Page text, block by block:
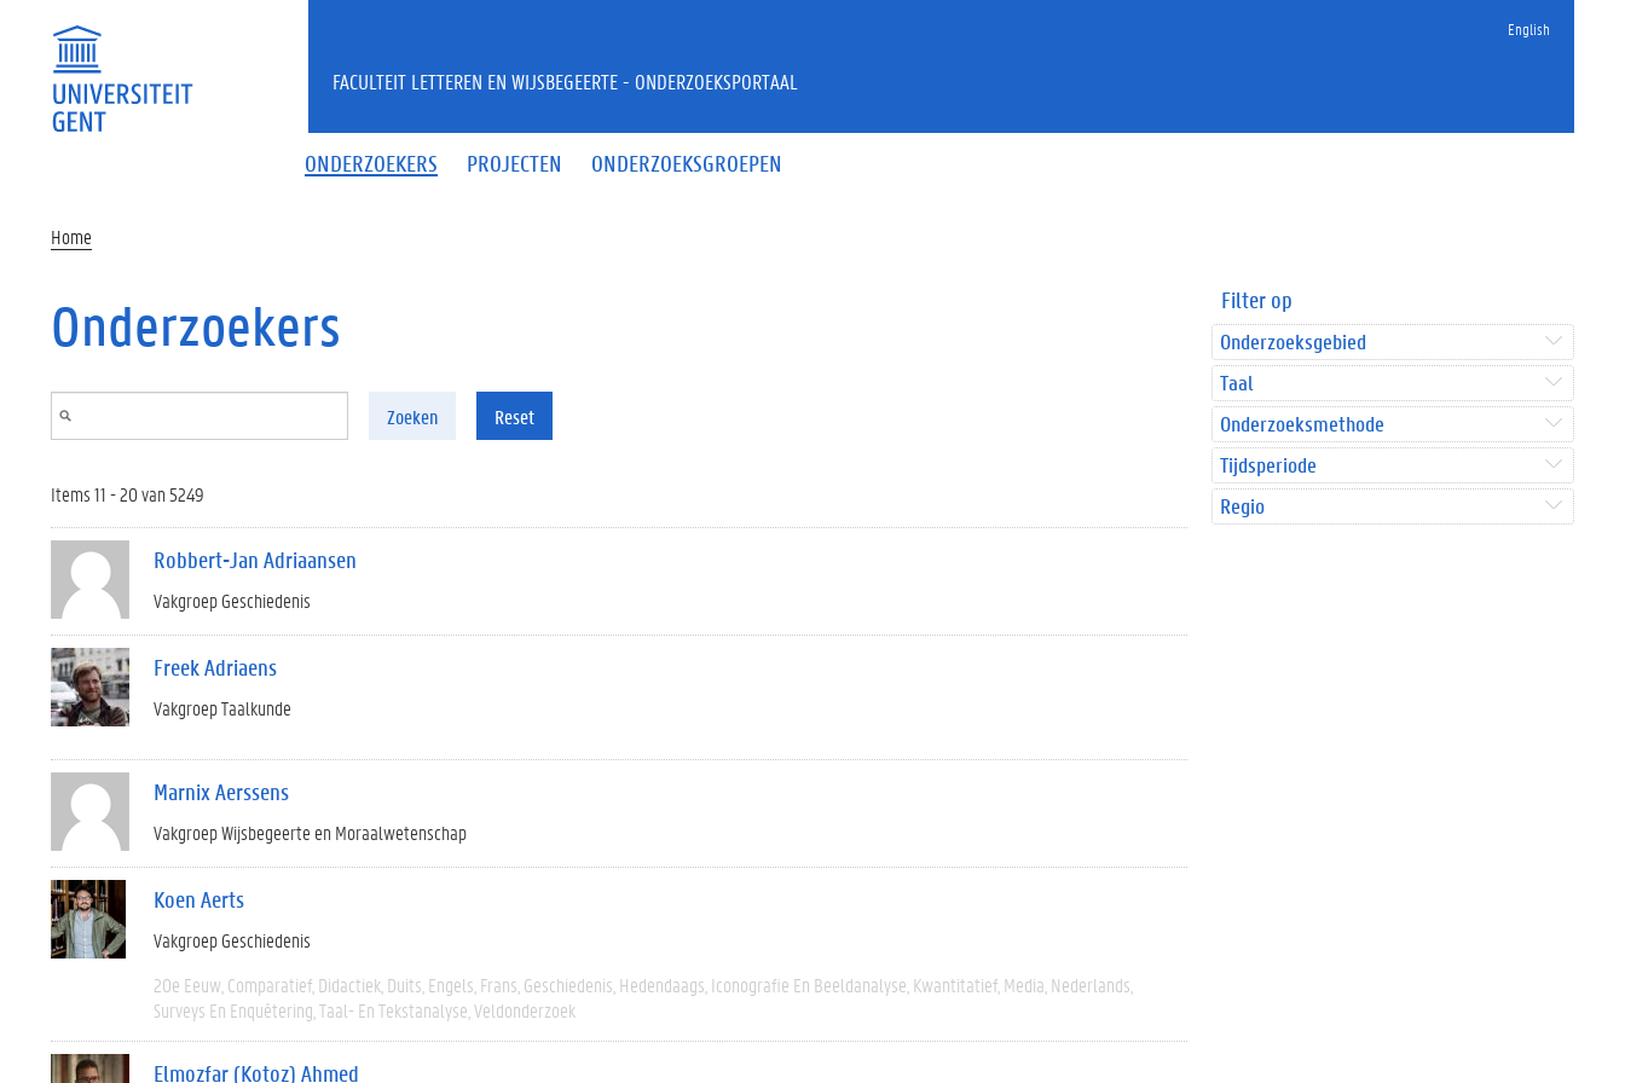
English
ONDERZOEKERS PROJECTEN ONDERZOEKSGROEPEN
FACULTEIT LETTEREN EN WIJSBEGEERTE - ONDERZOEKSPORTAAL
Home
Onderzoekers
Zoeken Reset
Items 11 - 20 van 5249
Robbert-Jan Adriaansen
Vakgroep Geschiedenis
Freek Adriaens
Vakgroep Taalkunde
Marnix Aerssens
Vakgroep Wijsbegeerte en Moraalwetenschap
Koen Aerts
Vakgroep Geschiedenis
20e Eeuw Comparatief Didactiek Duits Engels Frans Geschiedenis Hedendaags Iconografie En Beeldanalyse Kwantitatief Media Nederlands
Surveys En Enquêtering Taal- En Tekstanalyse Veldonderzoek
Elmozfar (Kotoz) Ahmed
Filter op
Onderzoeksgebied
Taal
Onderzoeksmethode
Tijdsperiode
Regio